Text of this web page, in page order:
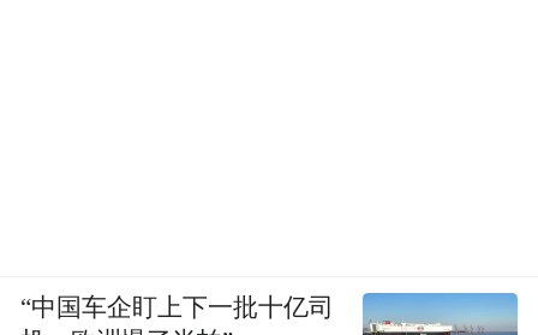
“中国车企盯上下一批十亿司